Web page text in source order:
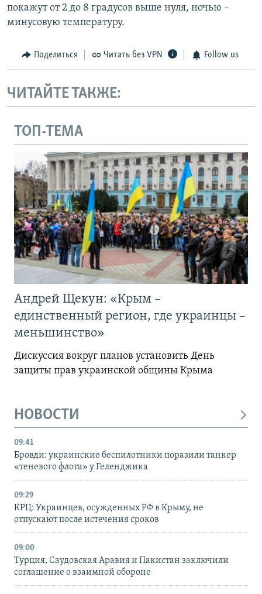
покажут от 2 до 8 градусов выше нуля, ночью –
минусовую температуру.
Поделиться Читать без VPN Follow us
ЧИТАЙТЕ ТАКЖЕ:
ТОП-ТЕМА
Андрей Щекун: «Крым –
единственный регион, где украинцы –
меньшинство»
Дискуссия вокруг планов установить День
защиты прав украинской общины Крыма
НОВОСТИ
09:41
Бровди: украинские беспилотники поразили танкер
«теневого флота» у Геленджика
09:29
КРЦ: Украинцев, осужденных РФ в Крыму, не
отпускают после истечения сроков
09:00
Турция, Саудовская Аравия и Пакистан заключили
соглашение о взаимной обороне